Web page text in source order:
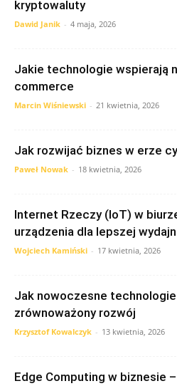
kryptowaluty
Dawid Janik - 4 maja, 2026
Jakie technologie wspierają
commerce
Marcin Wiśniewski - 21 kwietnia, 2026
Jak rozwijać biznes w erze
Paweł Nowak - 18 kwietnia, 2026
Internet Rzeczy (IoT) w
urządzenia dla lepszej
Wojciech Kamiński - 17 kwietnia, 2026
Jak nowoczesne
zrównoważony rozwój
Krzysztof Kowalczyk - 13 kwietnia, 2026
Edge Computing w biznesie